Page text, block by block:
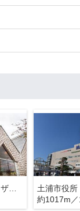
ホテルアルファ・ザ・土浦
土浦市役所
約1017m